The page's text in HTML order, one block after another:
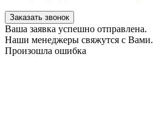
Заказать звонок
Ваша заявка успешно отправлена.
Наши менеджеры свяжутся с Вами.
Произошла ошибка